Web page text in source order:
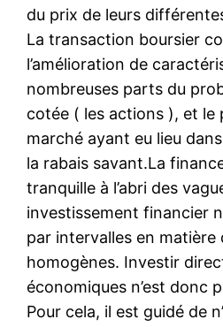
du prix de leurs
La transaction boursier
l’amélioration de
nombreuses parts du
cotée ( les actions ), et le
marché ayant eu lieu
la rabais savant.La
tranquille à l’abri des
investissement financier
par intervalles en matière
homogènes. Investir
économiques n’est donc
Pour cela, il est guidé de